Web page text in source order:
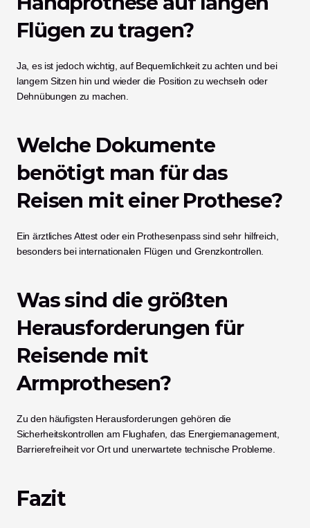
Flügen zu tragen?
Ja, es ist jedoch wichtig, auf Bequemlichkeit zu achten und bei
langem Sitzen hin und wieder die Position zu wechseln oder
Dehnübungen zu machen.
Welche Dokumente
benötigt man für das
Reisen mit einer Prothese?
Ein ärztliches Attest oder ein Prothesenpass sind sehr hilfreich,
besonders bei internationalen Flügen und Grenzkontrollen.
Was sind die größten
Herausforderungen für
Reisende mit
Armprothesen?
Zu den häufigsten Herausforderungen gehören die
Sicherheitskontrollen am Flughafen, das Energiemanagement,
Barrierefreiheit vor Ort und unerwartete technische Probleme.
Fazit